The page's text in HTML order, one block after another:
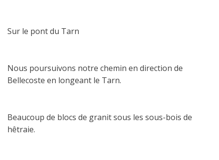
Sur le pont du Tarn
Nous poursuivons notre chemin en direction de
Bellecoste en longeant le Tarn.
Beaucoup de blocs de granit sous les sous-bois de
hêtraie.